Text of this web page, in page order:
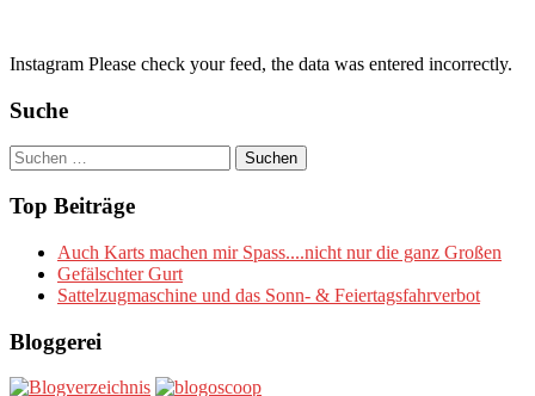
Instagram Please check your feed, the data was entered incorrectly.
Suche
Suchen
nach:
Top Beiträge
Auch Karts machen mir Spass....nicht nur die ganz Großen
Gefälschter Gurt
Sattelzugmaschine und das Sonn- & Feiertagsfahrverbot
Bloggerei